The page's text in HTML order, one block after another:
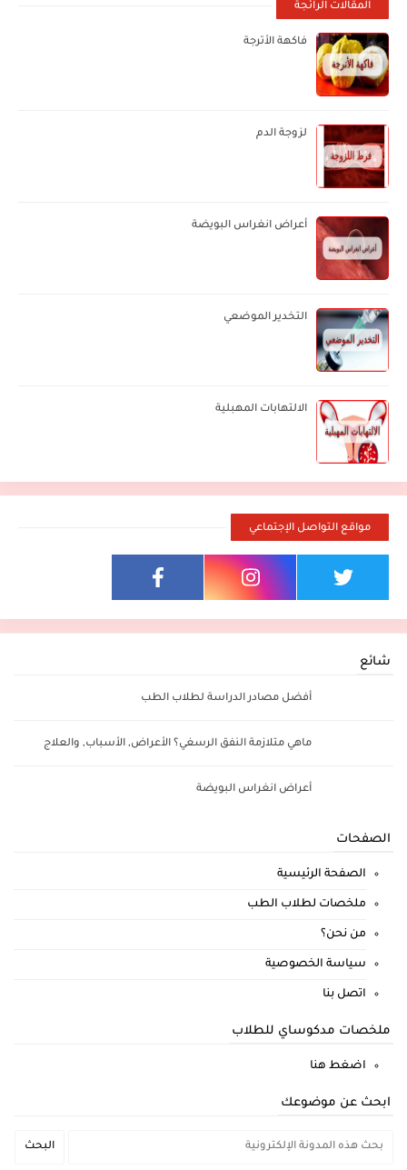
المقالات الرائجة
فاكهة الأترجة
لزوجة الدم
أعراض انغراس البويضة
التخدير الموضعي
الالتهابات المهبلية
مواقع التواصل الإجتماعي
شائع
أفضل مصادر الدراسة لطلاب الطب
ماهي متلازمة النفق الرسغي؟ الأعراض, الأسباب, والعلاج
أعراض انغراس البويضة
الصفحات
الصفحة الرئيسية
ملخصات لطلاب الطب
من نحن؟
سياسة الخصوصية
اتصل بنا
ملخصات مدكوساي للطلاب
اضغط هنا
ابحث عن موضوعك